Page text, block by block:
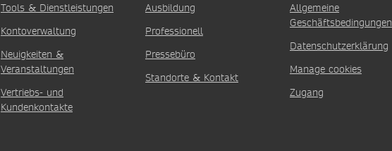
Tools & Dienstleistungen
Kontoverwaltung
Neuigkeiten &
Veranstaltungen
Vertriebs- und
Kundenkontakte
Ausbildung
Professionell
Pressebüro
Standorte & Kontakt
Allgemeine
Geschäftsbedingungen
Datenschutzerklärung
Manage cookies
Zugang